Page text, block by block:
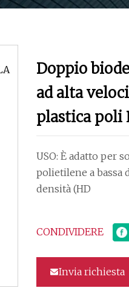
Doppio
ad alta
plastica poli
USO: È adatto per
polietilene a bassa
densità (HD
CONDIVIDERE
Invia richiesta